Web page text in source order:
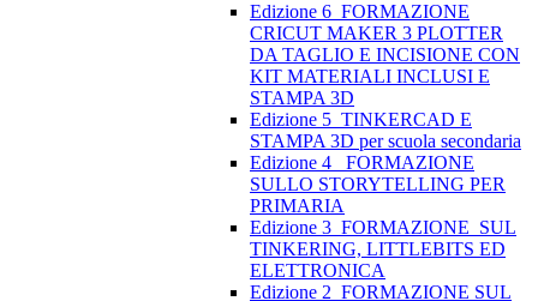
Edizione 6_FORMAZIONE
CRICUT MAKER 3 PLOTTER
DA TAGLIO E INCISIONE CON
KIT MATERIALI INCLUSI E
STAMPA 3D
Edizione 5_TINKERCAD E
STAMPA 3D per scuola secondaria
Edizione 4_ FORMAZIONE
SULLO STORYTELLING PER
PRIMARIA
Edizione 3_FORMAZIONE SUL
TINKERING, LITTLEBITS ED
ELETTRONICA
Edizione 2_FORMAZIONE SUL